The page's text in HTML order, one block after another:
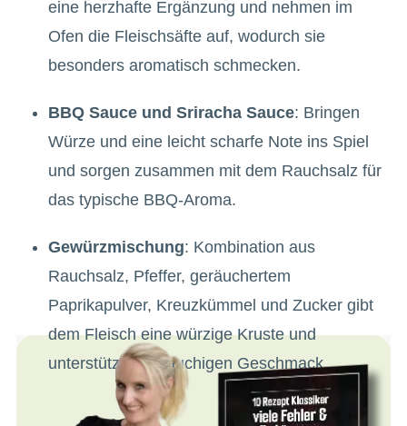
eine herzhafte Ergänzung und nehmen im
Ofen die Fleischsäfte auf, wodurch sie
besonders aromatisch schmecken.
BBQ Sauce und Sriracha Sauce: Bringen
Würze und eine leicht scharfe Note ins Spiel
und sorgen zusammen mit dem Rauchsalz für
das typische BBQ-Aroma.
Gewürzmischung: Kombination aus
Rauchsalz, Pfeffer, geräuchertem
Paprikapulver, Kreuzkümmel und Zucker gibt
dem Fleisch eine würzige Kruste und
unterstützt den rauchigen Geschmack.